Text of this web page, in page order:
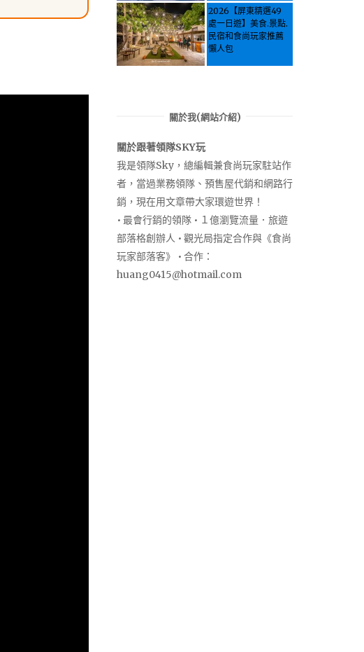
Let the guide take
you through it all!
2026【屏東精選49
處一日遊】美食.景點.
民宿和食尚玩家推薦
懶人包
關於我(網站介紹)
關於跟著領隊SKY玩
我是領隊Sky，總編輯兼食尚玩家駐站作
者，當過業務領隊、預售屋代銷和網路行
銷，現在用文章帶大家環遊世界！
• 最會行銷的領隊 • １億瀏覽流量．旅遊
部落格創辦人 • 觀光局指定合作與《食尚
玩家部落客》 • 合作：
huang0415@hotmail.com